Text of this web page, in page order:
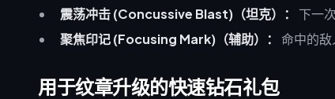
震荡冲击 (Concussive Blast)（坦克）：
下一
聚焦印记 (Focusing Mark)（辅助）：
命中的敌
用于纹章升级的快速钻石礼包